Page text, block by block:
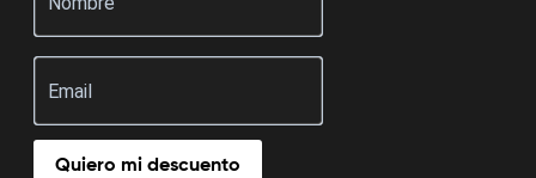
Quiero mi descuento